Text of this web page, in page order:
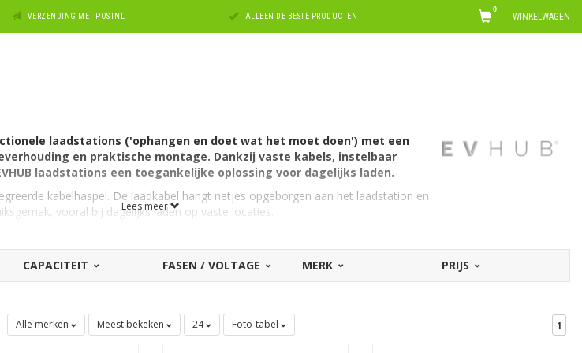
VERZENDING MET POSTNL ALLEEN DE BESTE PRODUCTEN WINKELWAGEN
0
laadstations ('ophangen en doet wat het moet doen') met een
en praktische montage. Dankzij vaste kabels, instelbaar
laadstations een toegankelijke oplossing voor dagelijks laden.
kabelhaspel. De laadkabel hangt netjes opgeborgen aan het laadstation en
vooral bij dagelijks laden op vaste locaties.
Lees meer
CAPACITEIT FASEN / VOLTAGE MERK PRIJS
Alle merken Meest bekeken 24 Foto-tabel 1